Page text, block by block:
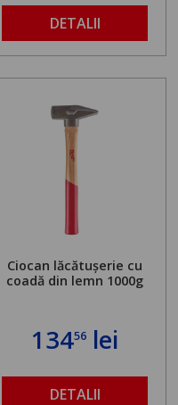
DETALII
Ciocan lăcătușerie cu
coadă din lemn 1000g
13456 lei
DETALII